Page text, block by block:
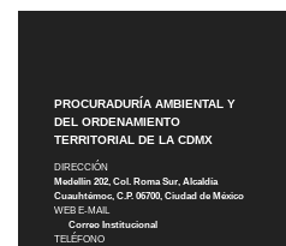
PROCURADURÍA AMBIENTAL Y
DEL ORDENAMIENTO
TERRITORIAL DE LA CDMX
DIRECCIÓN
Medellín 202, Col. Roma Sur, Alcaldía
Cuauhtémoc, C.P. 06700, Ciudad de México
WEB E-MAIL
Correo Institucional
TELÉFONO